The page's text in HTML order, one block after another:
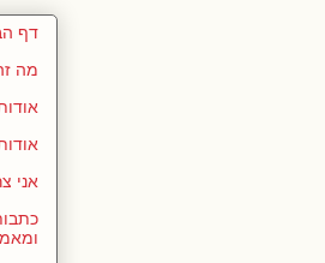
דף
מה
אני